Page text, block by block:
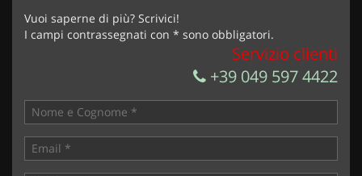
Invia la tua richiesta
Vuoi saperne di più? Scrivici!
I campi contrassegnati con * sono obbligatori.
Servizio clienti
+39 049 597 4422